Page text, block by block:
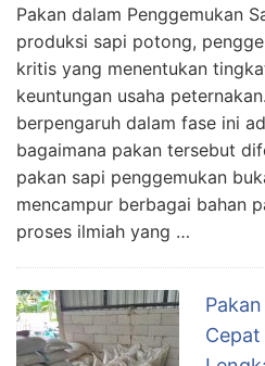
Pakan dalam Penggemukan
produksi sapi potong,
kritis yang menentukan
keuntungan usaha
berpengaruh dalam fase ini
bagaimana pakan tersebut
pakan sapi penggemukan
mencampur berbagai bahan
proses ilmiah yang …
Cepat